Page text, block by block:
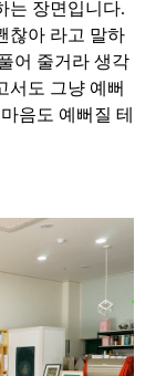
는 장면입니다.
찮아 라고 말하
어 줄거라 생각
서도 그냥 예뻐
음도 예뻐질 테